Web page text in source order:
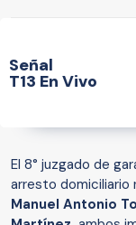
Señal
T13 En Vivo
El 8° juzgado de
arresto domiciliario
Manuel Antonio